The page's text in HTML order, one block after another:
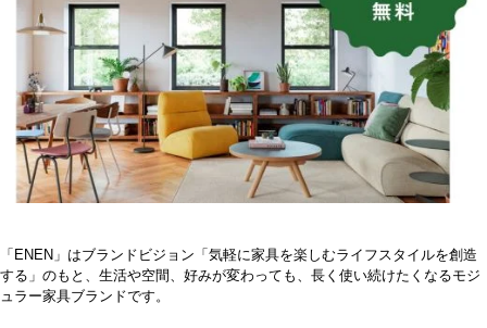
「ENEN」はブランドビジョン「気軽に家具を楽しむライフスタイルを創造
する」のもと、生活や空間、好みが変わっても、長く使い続けたくなるモジ
ュラー家具ブランドです。